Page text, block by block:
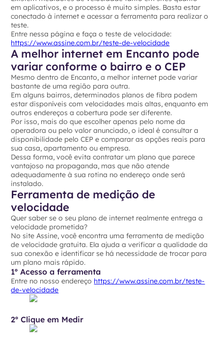
em aplicativos, e o processo é muito simples. Basta estar
conectado à internet e acessar a ferramenta para realizar o
teste.
Entre nessa página e faça o teste de velocidade:
https://www.assine.com.br/teste-de-velocidade
A melhor internet em Encanto pode
variar conforme o bairro e o CEP
Mesmo dentro de Encanto, a melhor internet pode variar
bastante de uma região para outra.
Em alguns bairros, determinados planos de fibra podem
estar disponíveis com velocidades mais altas, enquanto em
outros endereços a cobertura pode ser diferente.
Por isso, mais do que escolher apenas pelo nome da
operadora ou pelo valor anunciado, o ideal é consultar a
disponibilidade pelo CEP e comparar as opções reais para
sua casa, apartamento ou empresa.
Dessa forma, você evita contratar um plano que parece
vantajoso na propaganda, mas que não atende
adequadamente à sua rotina no endereço onde será
instalado.
Ferramenta de medição de
velocidade
Quer saber se o seu plano de internet realmente entrega a
velocidade prometida?
No site Assine, você encontra uma ferramenta de medição
de velocidade gratuita. Ela ajuda a verificar a qualidade da
sua conexão e identificar se há necessidade de trocar para
um plano mais rápido.
1º Acesso a ferramenta
Entre no nosso endereço https://www.assine.com.br/teste-
de-velocidade
2º Clique em Medir